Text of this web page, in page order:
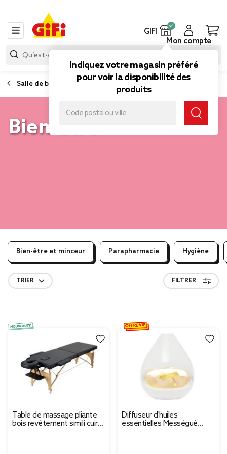
GIFI
Indiquez votre magasin préféré
pour voir la disponibilité des
produits
Mon compte
Salle de bain, beauté et bien-être
Bien-être
Bien-être et minceur Parapharmacie Hygiène
TRIER FILTRER
Table de massage pliante
bois revêtement simili cuir
Diffuseur d'huiles
essentielles Mességué
OFFRE VIP